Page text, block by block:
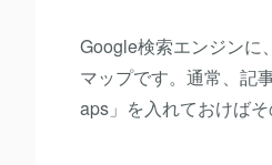
Google検索エンジンに
マップです。通常、記
aps」を入れておけばそ